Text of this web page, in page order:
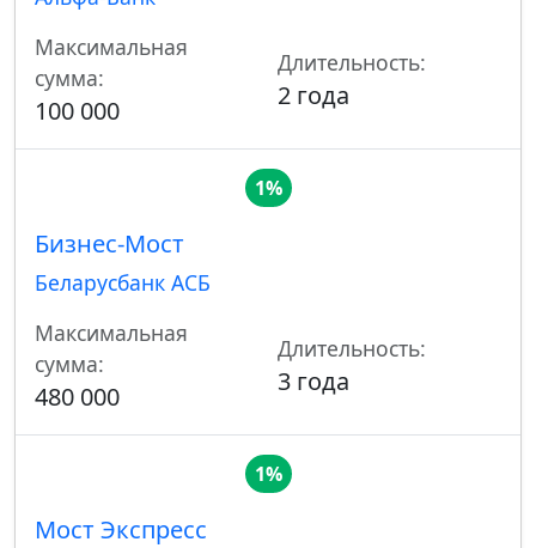
Максимальная
сумма:
100 000
Длительность:
2 года
1%
Бизнес-Мост
Беларусбанк АСБ
Максимальная
сумма:
480 000
Длительность:
3 года
1%
Мост Экспресс